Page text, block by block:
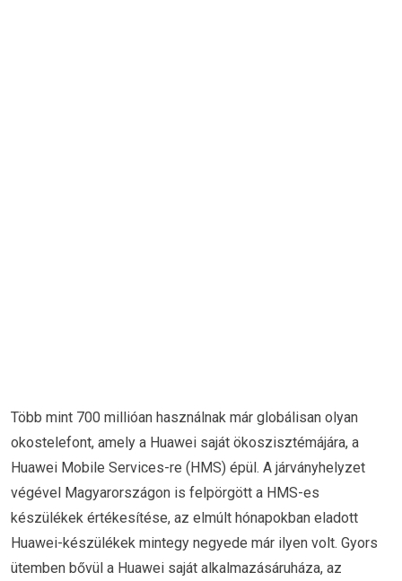
Több mint 700 millióan használnak már globálisan olyan
okostelefont, amely a Huawei saját ökoszisztémájára, a
Huawei Mobile Services-re (HMS) épül. A járványhelyzet
végével Magyarországon is felpörgött a HMS-es
készülékek értékesítése, az elmúlt hónapokban eladott
Huawei-készülékek mintegy negyede már ilyen volt. Gyors
ütemben bővül a Huawei saját alkalmazásáruháza, az